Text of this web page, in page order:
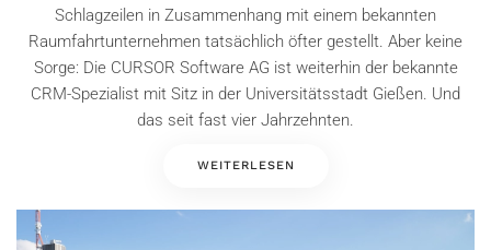
Schlagzeilen in Zusammenhang mit einem bekannten
Raumfahrtunternehmen tatsächlich öfter gestellt. Aber keine
Sorge: Die CURSOR Software AG ist weiterhin der bekannte
CRM-Spezialist mit Sitz in der Universitätsstadt Gießen. Und
das seit fast vier Jahrzehnten.
WEITERLESEN